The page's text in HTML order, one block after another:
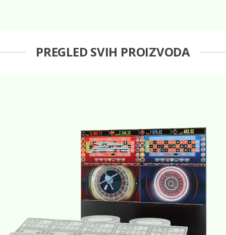
PREGLED SVIH PROIZVODA